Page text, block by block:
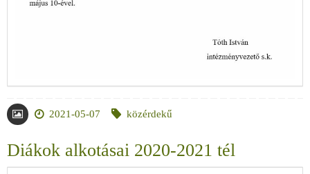
2021-05-07 közérdekű
Diákok alkotásai 2020-2021 tél